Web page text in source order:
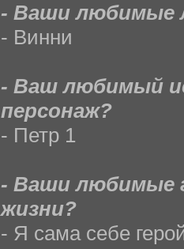
- Ваши любимые
- Винни
- Ваш любимый
персонаж?
- Петр 1
- Ваши любимые
жизни?
- Я сама себе